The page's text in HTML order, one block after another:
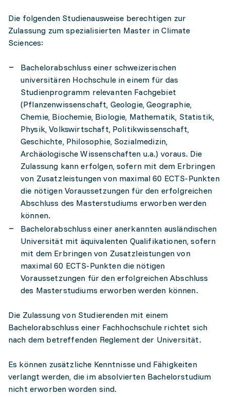
Die folgenden Studienausweise berechtigen zur
Zulassung zum spezialisierten Master in Climate
Sciences:
Bachelorabschluss einer schweizerischen
universitären Hochschule in einem für das
Studienprogramm relevanten Fachgebiet
(Pflanzenwissenschaft, Geologie, Geographie,
Chemie, Biochemie, Biologie, Mathematik, Statistik,
Physik, Volkswirtschaft, Politikwissenschaft,
Geschichte, Philosophie, Sozialmedizin,
Archäologische Wissenschaften u.a.) voraus. Die
Zulassung kann erfolgen, sofern mit dem Erbringen
von Zusatzleistungen von maximal 60 ECTS-Punkten
die nötigen Voraussetzungen für den erfolgreichen
Abschluss des Masterstudiums erworben werden
können.
Bachelorabschluss einer anerkannten ausländischen
Universität mit äquivalenten Qualifikationen, sofern
mit dem Erbringen von Zusatzleistungen von
maximal 60 ECTS-Punkten die nötigen
Voraussetzungen für den erfolgreichen Abschluss
des Masterstudiums erworben werden können.
Die Zulassung von Studierenden mit einem
Bachelorabschluss einer Fachhochschule richtet sich
nach dem betreffenden Reglement der Universität.
Es können zusätzliche Kenntnisse und Fähigkeiten
verlangt werden, die im absolvierten Bachelorstudium
nicht erworben worden sind.